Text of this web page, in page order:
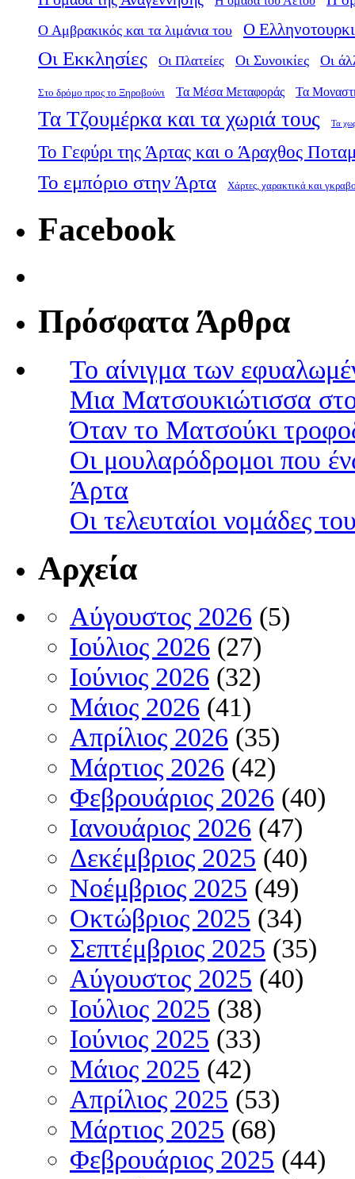
Ο Αμβρακικός και τα λιμάνια του Ο
Οι Εκκλησίες Οι Πλατείες Οι Συνοικίες Οι
Στο δρόμο προς το Ξηροβούνι Τα Μέσα Μεταφοράς Τα
Τα Τζουμέρκα και τα χωριά τους Τα
Το Γεφύρι της Άρτας και ο Άραχθος
Το εμπόριο στην Άρτα Χάρτες, χαρακτικά και
Facebook
Πρόσφατα Άρθρα
Το αίνιγμα των
Μια Ματσουκιώτισσα
Όταν το Ματσούκι
Οι μουλαρόδρομοι που
Άρτα
Οι τελευταίοι νομάδες
Αρχεία
Αύγουστος 2026 (5)
Ιούλιος 2026 (27)
Ιούνιος 2026 (32)
Μάιος 2026 (41)
Απρίλιος 2026 (35)
Μάρτιος 2026 (42)
Φεβρουάριος 2026 (40)
Ιανουάριος 2026 (47)
Δεκέμβριος 2025 (40)
Νοέμβριος 2025 (49)
Οκτώβριος 2025 (34)
Σεπτέμβριος 2025 (35)
Αύγουστος 2025 (40)
Ιούλιος 2025 (38)
Ιούνιος 2025 (33)
Μάιος 2025 (42)
Απρίλιος 2025 (53)
Μάρτιος 2025 (68)
Φεβρουάριος 2025 (44)